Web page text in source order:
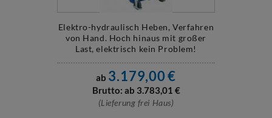
Elektro-hydraulisch Heben, Verfahren
von Hand. Hoch hinaus mit großer
Last, elektrisch kein Problem!
ab 3.179,00€
Brutto: ab 3.783,01 €
(Lieferung frei Haus)